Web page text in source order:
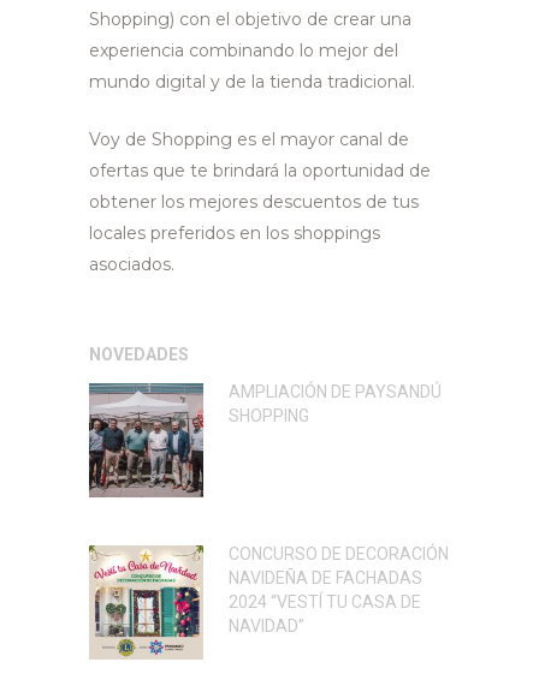
Shopping) con el objetivo de crear una
experiencia combinando lo mejor del
mundo digital y de la tienda tradicional.
Voy de Shopping es el mayor canal de
ofertas que te brindará la oportunidad de
obtener los mejores descuentos de tus
locales preferidos en los shoppings
asociados.
NOVEDADES
AMPLIACIÓN DE PAYSANDÚ
SHOPPING
CONCURSO DE DECORACIÓN
NAVIDEÑA DE FACHADAS
2024 “VESTÍ TU CASA DE
NAVIDAD”